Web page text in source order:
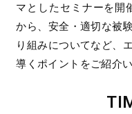
マとしたセミナーを開
から、安全・適切な被
り組みについてなど、
導くポイントをご紹介い